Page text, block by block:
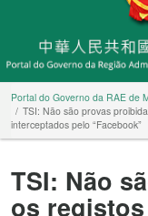
Portal do Governo da RAE de
TSI: Não são provas
interceptados pelo “Facebook”
TSI: Não
os